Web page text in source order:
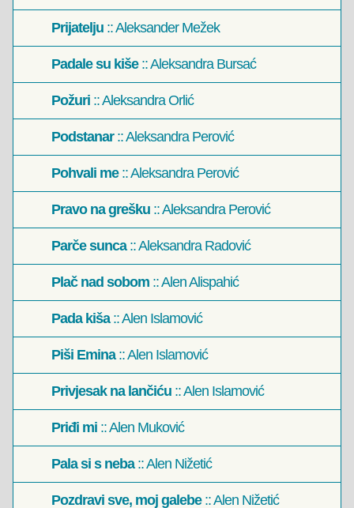
Prijatelju :: Aleksander Mežek
Padale su kiše:: Aleksandra Bursać
Požuri :: Aleksandra Orlić
Podstanar:: Aleksandra Perović
Pohvali me:: Aleksandra Perović
Pravo na grešku :: Aleksandra Perović
Parče sunca:: Aleksandra Radović
Plač nad sobom :: Alen Alispahić
Pada kiša:: Alen Islamović
Piši Emina:: Alen Islamović
Privjesak na lančiću :: Alen Islamović
Priđi mi :: Alen Muković
Pala si s neba:: Alen Nižetić
Pozdravi sve, moj galebe:: Alen Nižetić